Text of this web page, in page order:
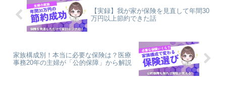
【実録】我が家が保険を見直して年間30
万円以上節約できた話
家族構成別！本当に必要な保険は？医療
事務20年の主婦が「公的保障」から解説